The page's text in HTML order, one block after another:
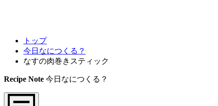
トップ
今日なにつくる？
なすの肉巻きスティック
Recipe Note 今日なにつくる？